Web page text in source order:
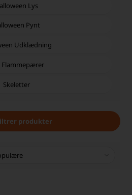
Lys
Pynt
Udklædning
Flammepærer
Skeletter
produkter